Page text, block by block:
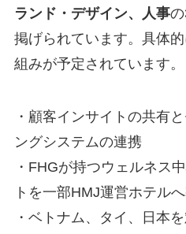
ランド・デザイン、人事
掲げられています。具体
組みが予定されています。
・顧客インサイトの共有
ングシステムの連携
・FHGが持つウェルネス
トを一部HMJ運営ホテル
・ベトナム、タイ、日本